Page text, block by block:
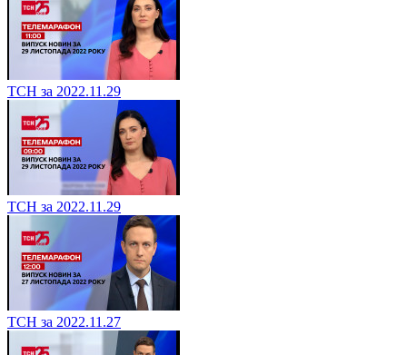
ТСН за 2022.11.29
ТСН за 2022.11.29
ТСН за 2022.11.27